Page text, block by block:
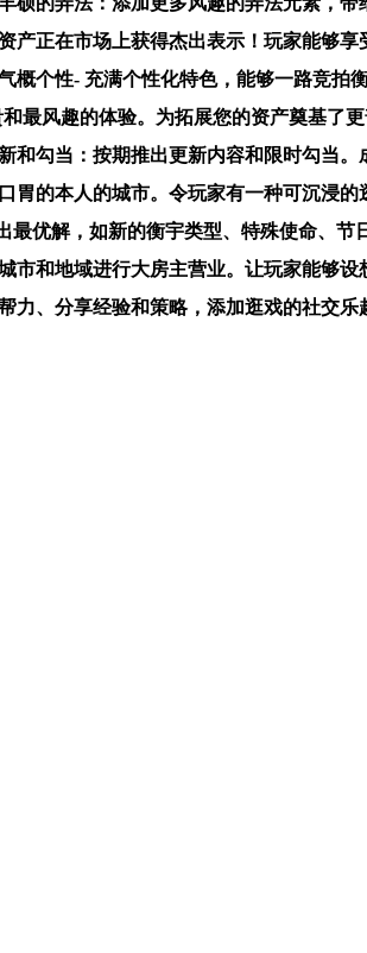
正在市场上获得杰出表示！玩家能够
概个性- 充满个性化特色，能够一路竞
最风趣的体验。为拓展您的资产奠基了
和勾当：按期推出更新内容和限时勾当
的本人的城市。令玩家有一种可沉浸
优解，如新的衡宇类型、特殊使命、
市和地域进行大房主营业。让玩家能够
、分享经验和策略，添加逛戏的社交